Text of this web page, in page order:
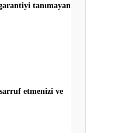
tanımayan
etmenizi ve